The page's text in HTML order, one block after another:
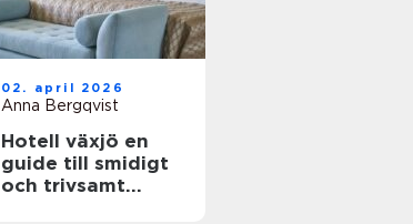
02. april 2026
Anna Bergqvist
Hotell växjö en
guide till smidigt
och trivsamt